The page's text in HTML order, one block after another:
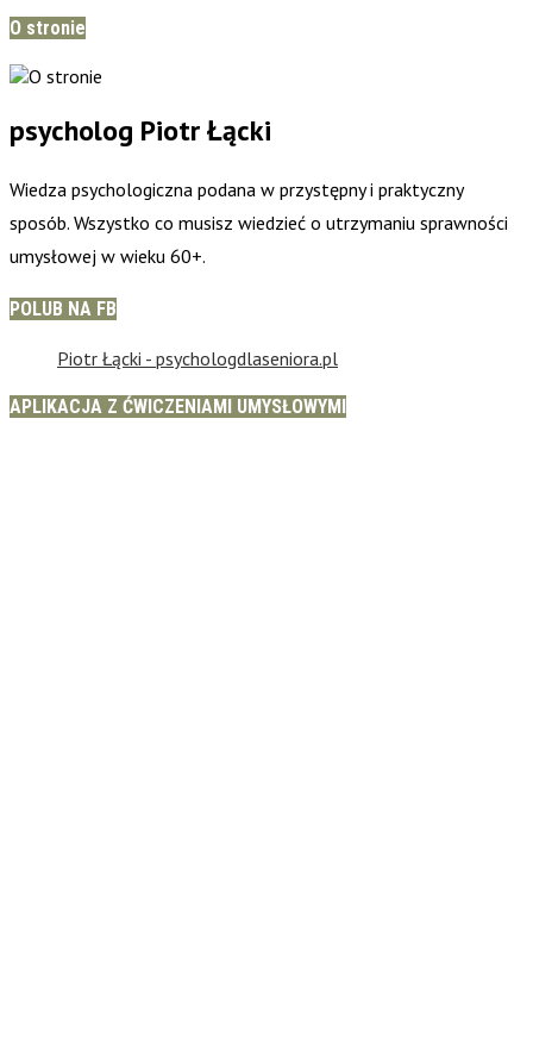
O stronie
psycholog Piotr Łącki
Wiedza psychologiczna podana w przystępny i praktyczny
sposób. Wszystko co musisz wiedzieć o utrzymaniu sprawności
umysłowej w wieku 60+.
POLUB NA FB
Piotr Łącki - psychologdlaseniora.pl
APLIKACJA Z ĆWICZENIAMI UMYSŁOWYMI